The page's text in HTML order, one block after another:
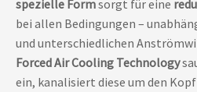
spezielle Formsorgt für eine
bei allen Bedingungen –
und unterschiedlichen
Forced Air Cooling Technology
ein, kanalisiert diese um den